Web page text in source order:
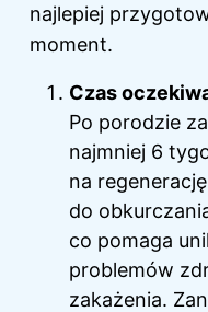
najlepiej
moment.
Czas
Po porodzie
najmniej 6
na
do
co pomaga
problemów
zakażenia.